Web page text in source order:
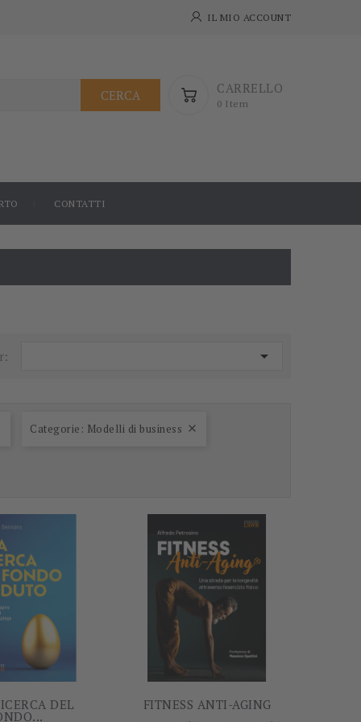
IL MIO ACCOUNT
CARRELLO
0 Item
CERCA
CONTATTI

Categorie: Modelli di business 
DEL FITNESS ANTI-AGING